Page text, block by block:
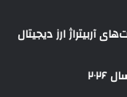
آربیتراژ ارز دیجیتال